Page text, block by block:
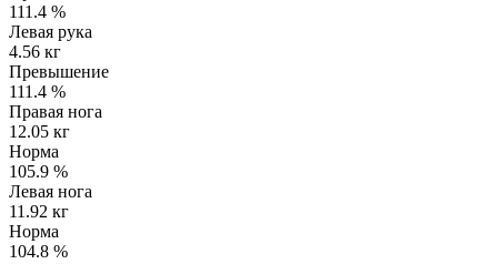
111.4 %
Левая рука
4.56 кг
Превышение
111.4 %
Правая нога
12.05 кг
Норма
105.9 %
Левая нога
11.92 кг
Норма
104.8 %